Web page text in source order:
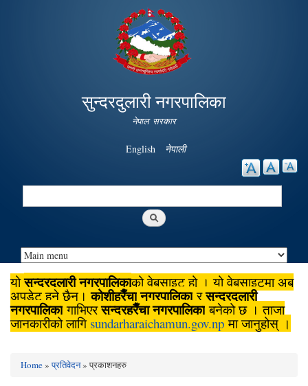
main
content
सुन्दरदुलारी नगरपालिका
नेपाल सरकार
English नेपाली
Search
योसुन्दरदुलारी नगरपालिकाको वेबसाइट हो । यो वेबसाइटमा अब
अपडेट हुने छैन।कोशीहरैँचानगरपालिका रसुन्दरदुलारी
नगरपालिका गाभिएरसुन्दरहरैँचानगरपालिका बनेको छ । ताजा
जानकारीको लागि sundarharaichamun.gov.np मा जानुहोस् ।
You are here
Home»प्रतिवेदन» प्रकाशनहरु